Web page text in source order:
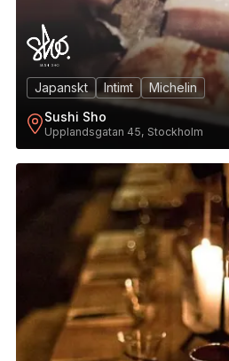
Japanskt Intimt
Michelin
Sushi Sho
Upplandsgatan 45, Stockholm